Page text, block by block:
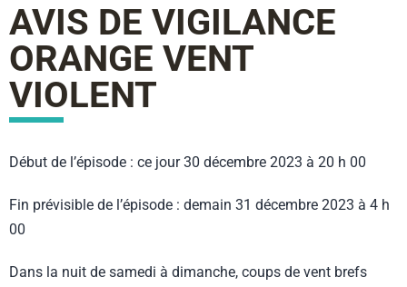
AVIS DE VIGILANCE
ORANGE VENT
VIOLENT
Début de l’épisode : ce jour 30 décembre 2023 à 20 h 00
Fin prévisible de l’épisode : demain 31 décembre 2023 à 4 h
00
Dans la nuit de samedi à dimanche, coups de vent brefs